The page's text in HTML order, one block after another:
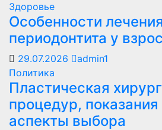
Здоровье
Особенности лечения
периодонтита у
29.07.2026
admin1
Политика
Пластическая
процедур,
аспекты выбора